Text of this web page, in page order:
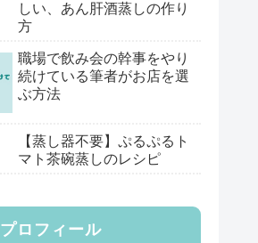
しい、あん肝酒蒸しの作り
方
職場で飲み会の幹事をやり
続けている筆者がお店を選
ぶ方法
【蒸し器不要】ぷるぷるト
マト茶碗蒸しのレシピ
プロフィール